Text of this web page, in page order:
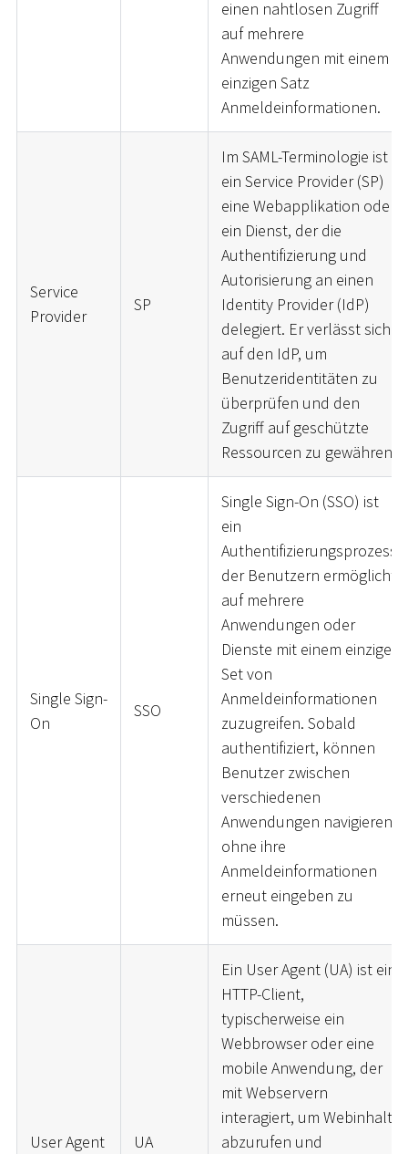
einen nahtlosen Zugriff
auf mehrere
Anwendungen mit einem
einzigen Satz
Anmeldeinformationen.
Service
Provider
SP
Im SAML-Terminologie ist
ein Service Provider (SP)
eine Webapplikation oder
ein Dienst, der die
Authentifizierung und
Autorisierung an einen
Identity Provider (IdP)
delegiert. Er verlässt sich
auf den IdP, um
Benutzeridentitäten zu
überprüfen und den
Zugriff auf geschützte
Ressourcen zu gewähren.
Single Sign-
On
SSO
Single Sign-On (SSO) ist
ein
Authentifizierungsprozess,
der Benutzern ermöglicht,
auf mehrere
Anwendungen oder
Dienste mit einem einzigen
Set von
Anmeldeinformationen
zuzugreifen. Sobald
authentifiziert, können
Benutzer zwischen
verschiedenen
Anwendungen navigieren,
ohne ihre
Anmeldeinformationen
erneut eingeben zu
müssen.
User Agent UA
Ein User Agent (UA) ist ein
HTTP-Client,
typischerweise ein
Webbrowser oder eine
mobile Anwendung, der
mit Webservern
interagiert, um Webinhalte
abzurufen und